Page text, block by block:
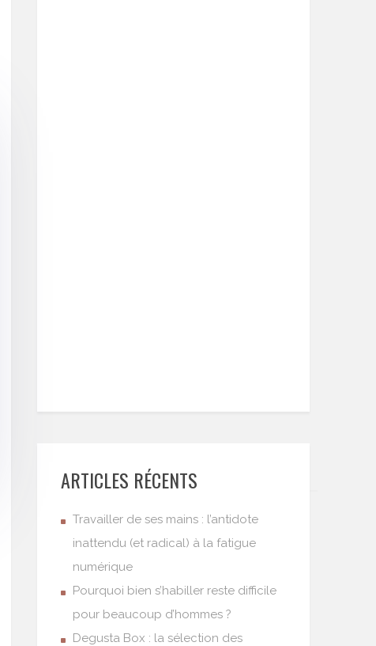
ARTICLES RÉCENTS
Travailler de ses mains : l’antidote
inattendu (et radical) à la fatigue
numérique
Pourquoi bien s’habiller reste difficile
pour beaucoup d’hommes ?
Degusta Box : la sélection des